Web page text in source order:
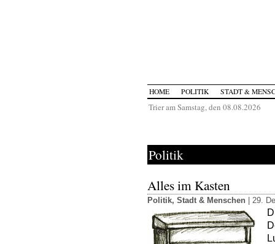
HOME POLITIK STADT &
Trier am Samstag, den 08.08.2026
Politik
Alles im Kasten
Politik, Stadt & Menschen | 29.